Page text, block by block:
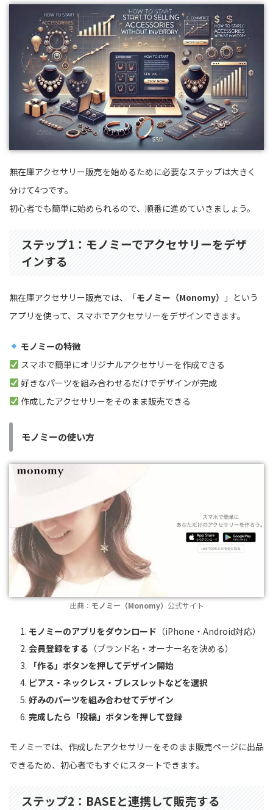
無在庫アクセサリー販売を始めるために必要なステップは大きく
分けて4つです。
初心者でも簡単に始められるので、順番に進めていきましょう。
ステップ1：モノミーでアクセサリーをデザ
インする
無在庫アクセサリー販売では、「モノミー（Monomy）
」という
アプリを使って、スマホでアクセサリーをデザインできます。
モノミーの特徴
スマホで簡単にオリジナルアクセサリーを作成できる
好きなパーツを組み合わせるだけでデザインが完成
作成したアクセサリーをそのまま販売できる
モノミーの使い方
出典： モノミー（Monomy） 公式サイト
モノミーのアプリをダウンロード （iPhone・Android対応）
会員登録をする （ブランド名・オーナー名を決める）
「作る」ボタンを押してデザイン開始
ピアス・ネックレス・ブレスレットなどを選択
好みのパーツを組み合わせてデザイン
完成したら「投稿」ボタンを押して登録
モノミーでは、作成したアクセサリーをそのまま販売ページに出品
できるため、初心者でもすぐにスタートできます。
ステップ2：BASEと連携して販売する